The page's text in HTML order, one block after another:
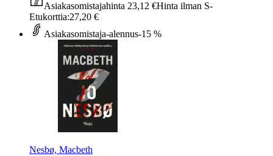
Asiakasomistajahinta 23,12 €Hinta ilman S-
Etukorttia:27,20 €
Asiakasomistaja-alennus-15 %
Nesbø, Macbeth